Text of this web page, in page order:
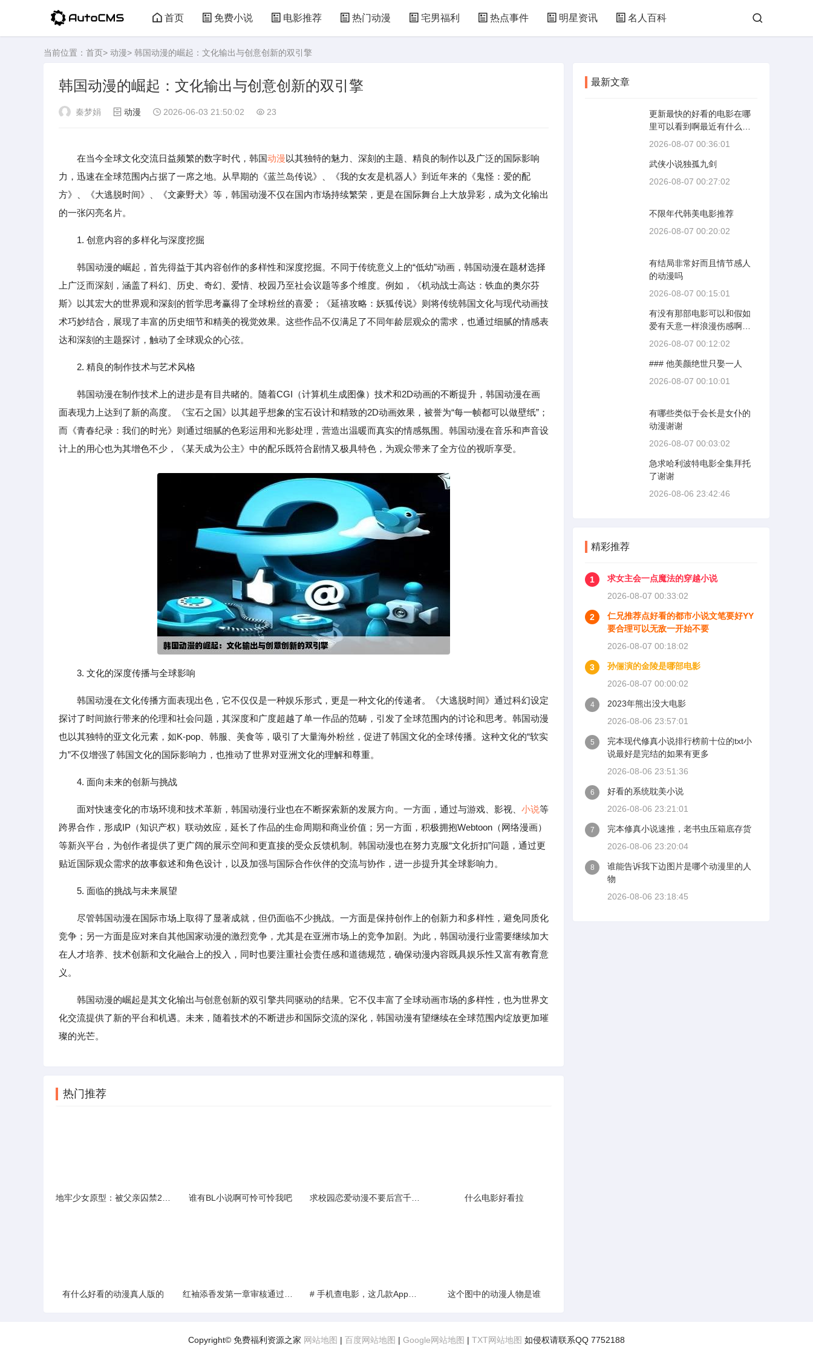
首页 免费小说 电影推荐 热门动漫 宅男福利 热点事件 明星资讯 名人百科
当前位置： 首页> 动漫> 韩国动漫的崛起：文化输出与创意创新的双引擎
韩国动漫的崛起：文化输出与创意创新的双引擎
秦梦娟 动漫 2026-06-03 21:50:02 23
在当今全球文化交流日益频繁的数字时代，韩国动漫以其独特的魅力、深刻的主题、精良的制作以及广泛的国际影响
力，迅速在全球范围内占据了一席之地。从早期的《蓝兰岛传说》、《我的女友是机器人》到近年来的《鬼怪：爱的配
方》、《大逃脱时间》、《文豪野犬》等，韩国动漫不仅在国内市场持续繁荣，更是在国际舞台上大放异彩，成为文化输出
的一张闪亮名片。
1. 创意内容的多样化与深度挖掘
韩国动漫的崛起，首先得益于其内容创作的多样性和深度挖掘。不同于传统意义上的“低幼”动画，韩国动漫在题材选择
上广泛而深刻，涵盖了科幻、历史、奇幻、爱情、校园乃至社会议题等多个维度。例如，《机动战士高达：铁血的奥尔芬
斯》以其宏大的世界观和深刻的哲学思考赢得了全球粉丝的喜爱；《延禧攻略：妖狐传说》则将传统韩国文化与现代动画技
术巧妙结合，展现了丰富的历史细节和精美的视觉效果。这些作品不仅满足了不同年龄层观众的需求，也通过细腻的情感表
达和深刻的主题探讨，触动了全球观众的心弦。
2. 精良的制作技术与艺术风格
韩国动漫在制作技术上的进步是有目共睹的。随着CGI（计算机生成图像）技术和2D动画的不断提升，韩国动漫在画
面表现力上达到了新的高度。《宝石之国》以其超乎想象的宝石设计和精致的2D动画效果，被誉为“每一帧都可以做壁纸”；
而《青春纪录：我们的时光》则通过细腻的色彩运用和光影处理，营造出温暖而真实的情感氛围。韩国动漫在音乐和声音设
计上的用心也为其增色不少，《某天成为公主》中的配乐既符合剧情又极具特色，为观众带来了全方位的视听享受。
3. 文化的深度传播与全球影响
韩国动漫在文化传播方面表现出色，它不仅仅是一种娱乐形式，更是一种文化的传递者。《大逃脱时间》通过科幻设定
探讨了时间旅行带来的伦理和社会问题，其深度和广度超越了单一作品的范畴，引发了全球范围内的讨论和思考。韩国动漫
也以其独特的亚文化元素，如K-pop、韩服、美食等，吸引了大量海外粉丝，促进了韩国文化的全球传播。这种文化的“软实
力”不仅增强了韩国文化的国际影响力，也推动了世界对亚洲文化的理解和尊重。
4. 面向未来的创新与挑战
面对快速变化的市场环境和技术革新，韩国动漫行业也在不断探索新的发展方向。一方面，通过与游戏、影视、 小说等
跨界合作，形成IP（知识产权）联动效应，延长了作品的生命周期和商业价值；另一方面，积极拥抱Webtoon（网络漫画）
等新兴平台，为创作者提供了更广阔的展示空间和更直接的受众反馈机制。韩国动漫也在努力克服“文化折扣”问题，通过更
贴近国际观众需求的故事叙述和角色设计，以及加强与国际合作伙伴的交流与协作，进一步提升其全球影响力。
5. 面临的挑战与未来展望
尽管韩国动漫在国际市场上取得了显著成就，但仍面临不少挑战。一方面是保持创作上的创新力和多样性，避免同质化
竞争；另一方面是应对来自其他国家动漫的激烈竞争，尤其是在亚洲市场上的竞争加剧。为此，韩国动漫行业需要继续加大
在人才培养、技术创新和文化融合上的投入，同时也要注重社会责任感和道德规范，确保动漫内容既具娱乐性又富有教育意
义。
韩国动漫的崛起是其文化输出与创意创新的双引擎共同驱动的结果。它不仅丰富了全球动画市场的多样性，也为世界文
化交流提供了新的平台和机遇。未来，随着技术的不断进步和国际交流的深化，韩国动漫有望继续在全球范围内绽放更加璀
璨的光芒。
热门推荐
谁有BL小说啊可怜可怜我吧 什么电影好看拉
有什么好看的动漫真人版的 这个图中的动漫人物是谁
最新文章
更新最快的好看的电影在哪
里可以看到啊最近有什么好
看的电影
2026-08-07 00:36:01
武侠小说独孤九剑
2026-08-07 00:27:02
不限年代韩美电影推荐
2026-08-07 00:20:02
有结局非常好而且情节感人
的动漫吗
2026-08-07 00:15:01
有没有那部电影可以和假如
爱有天意一样浪漫伤感啊求
大神帮助
2026-08-07 00:12:02
### 他美颜绝世只娶一人
2026-08-07 00:10:01
有哪些类似于会长是女仆的
动漫谢谢
2026-08-07 00:03:02
急求哈利波特电影全集拜托
了谢谢
2026-08-06 23:42:46
精彩推荐
1
求女主会一点魔法的穿越小说
2026-08-07 00:33:02
2
仁兄推荐点好看的都市小说文笔要好YY
要合理可以无敌一开始不要
2026-08-07 00:18:02
3
孙俪演的金陵是哪部电影
2026-08-07 00:00:02
4
2023年熊出没大电影
2026-08-06 23:57:01
5
完本现代修真小说排行榜前十位的txt小
说最好是完结的如果有更多
2026-08-06 23:51:36
6
好看的系统耽美小说
2026-08-06 23:21:01
7
完本修真小说速推，老书虫压箱底存货
2026-08-06 23:20:04
8
谁能告诉我下边图片是哪个动漫里的人
物
2026-08-06 23:18:45
Copyright© 免费福利资源之家 网站地图 | 百度网站地图 | Google网站地图 | TXT网站地图 如侵权请联系QQ 7752188